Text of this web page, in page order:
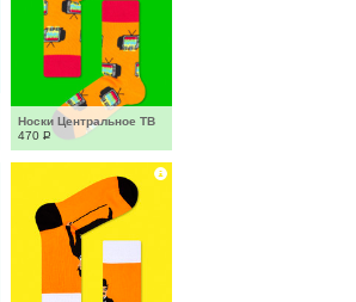
Носки Центральное ТВ
470 Р